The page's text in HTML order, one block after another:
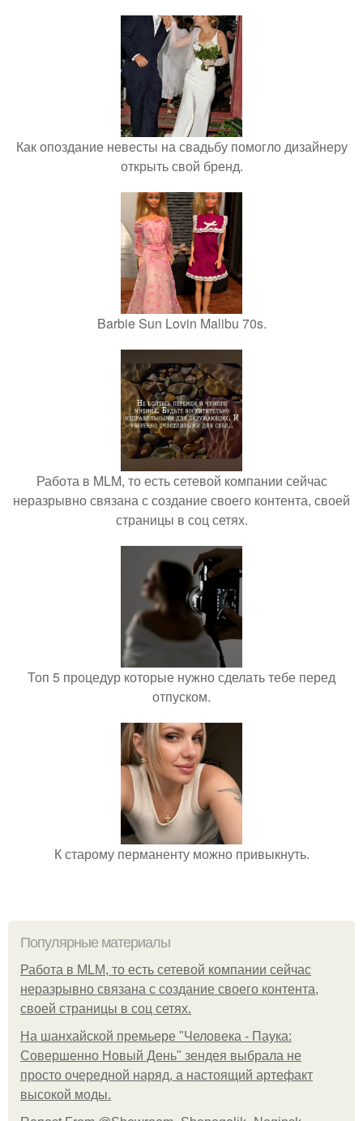
Как опоздание невесты на свадьбу помогло дизайнеру
открыть свой бренд.
Barbie Sun Lovin Malibu 70s.
Работа в MLM, то есть сетевой компании сейчас
неразрывно связана с создание своего контента, своей
страницы в соц сетях.
Топ 5 процедур которые нужно сделать тебе перед
отпуском.
К старому перманенту можно привыкнуть.
Популярные материалы
Работа в MLM, то есть сетевой компании сейчас
неразрывно связана с создание своего контента,
своей страницы в соц сетях.
На шанхайской премьере "Человека - Паука:
Совершенно Новый День" зендея выбрала не
просто очередной наряд, а настоящий артефакт
высокой моды.